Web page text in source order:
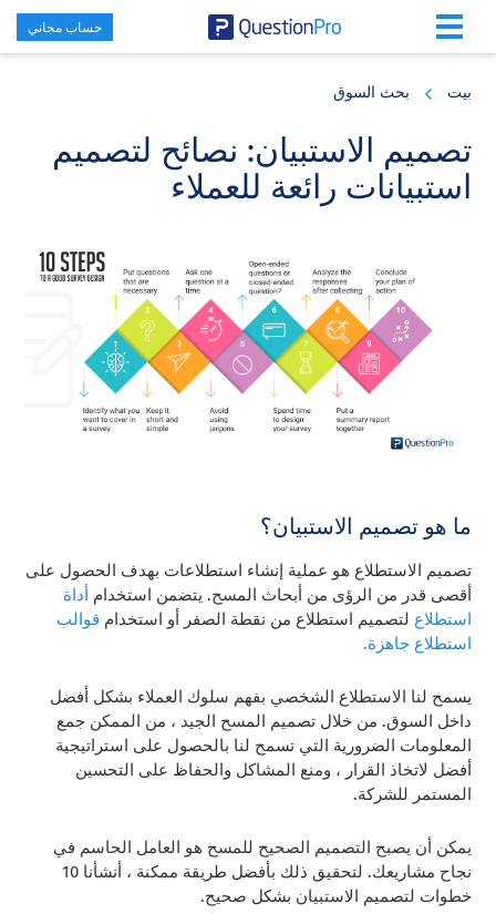
حساب مجاني
بيت بحث السوق
تصميم الاستبيان: نصائح لتصميم
استبيانات رائعة للعملاء
ما هو تصميم الاستبيان؟
تصميم الاستطلاع هو عملية إنشاء استطلاعات بهدف الحصول على
أقصى قدر من الرؤى من أبحاث المسح. يتضمن استخدام أداة
استطلاع لتصميم استطلاع من نقطة الصفر أو استخدام قوالب
استطلاع جاهزة.
يسمح لنا الاستطلاع الشخصي بفهم سلوك العملاء بشكل أفضل
داخل السوق. من خلال تصميم المسح الجيد ، من الممكن جمع
المعلومات الضرورية التي تسمح لنا بالحصول على استراتيجية
أفضل لاتخاذ القرار ، ومنع المشاكل والحفاظ على التحسين
المستمر للشركة.
يمكن أن يصبح التصميم الصحيح للمسح هو العامل الحاسم في
نجاح مشاريعك. لتحقيق ذلك بأفضل طريقة ممكنة ، أنشأنا 10
خطوات لتصميم الاستبيان بشكل صحيح.